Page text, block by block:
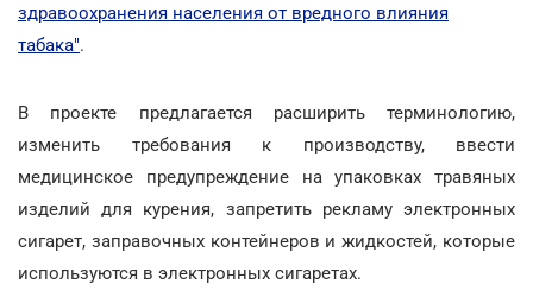
здравоохранения населения от вредного влияния
табака".
В проекте предлагается расширить терминологию,
изменить требования к производству, ввести
медицинское предупреждение на упаковках травяных
изделий для курения, запретить рекламу электронных
сигарет, заправочных контейнеров и жидкостей, которые
используются в электронных сигаретах.